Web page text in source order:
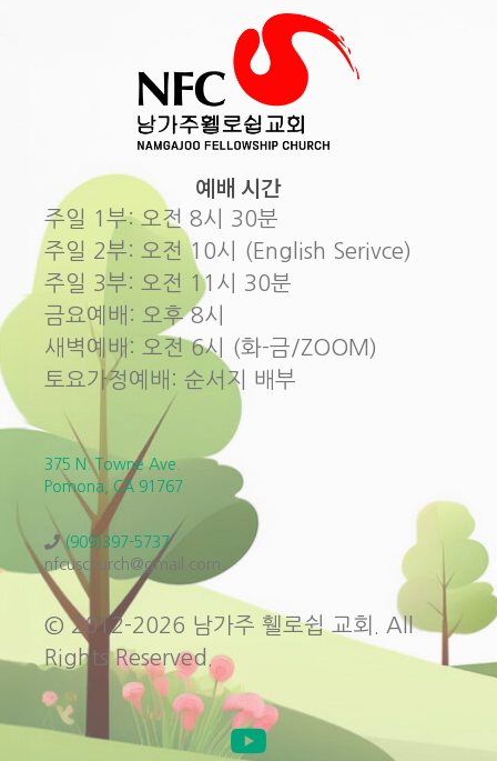
예배 시간
주일 1부: 오전 8시 30분
주일 2부: 오전 10시 (English Serivce)
주일 3부: 오전 11시 30분
금요예배: 오후 8시
새벽예배: 오전 6시 (화-금/ZOOM)
토요가정예배: 순서지 배부
375 N. Towne Ave.
Pomona, CA 91767
(909)397-5737
nfcuschurch@gmail.com
© 2012-2026 남가주 휄로쉽 교회. All
Rights Reserved.